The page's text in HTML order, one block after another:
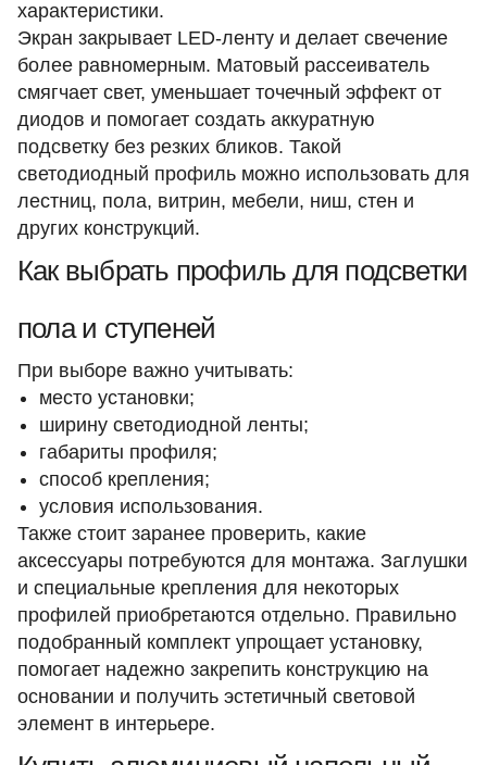
характеристики.
Экран закрывает LED-ленту и делает свечение
более равномерным. Матовый рассеиватель
смягчает свет, уменьшает точечный эффект от
диодов и помогает создать аккуратную
подсветку без резких бликов. Такой
светодиодный профиль можно использовать для
лестниц, пола, витрин, мебели, ниш, стен и
других конструкций.
Как выбрать профиль для подсветки
пола и ступеней
При выборе важно учитывать:
место установки;
ширину светодиодной ленты;
габариты профиля;
способ крепления;
условия использования.
Также стоит заранее проверить, какие
аксессуары потребуются для монтажа. Заглушки
и специальные крепления для некоторых
профилей приобретаются отдельно. Правильно
подобранный комплект упрощает установку,
помогает надежно закрепить конструкцию на
основании и получить эстетичный световой
элемент в интерьере.